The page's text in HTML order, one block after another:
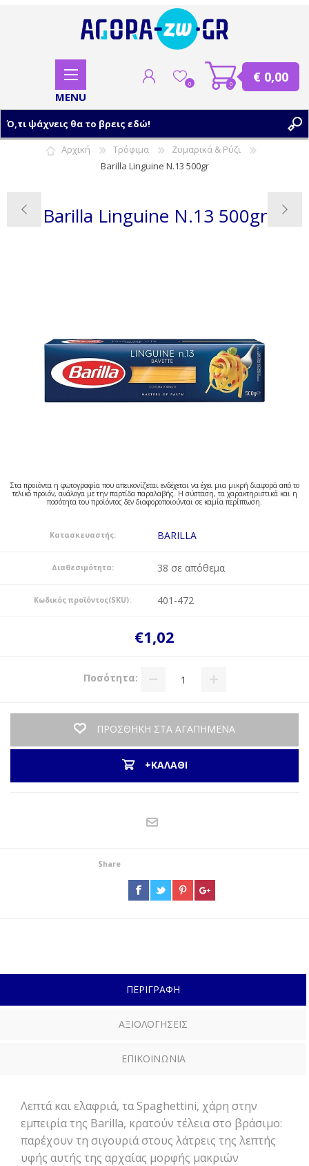
0 0 € 0,00
Αρχική Τρόφιμα
Ζυμαρικά & Ρύζι
Barilla Linguine N.13 500gr
Barilla Linguine N.13 500gr
Στα προιόντα η φωτογραφία που απεικονίζεται ενδέχεται να έχει μια μικρή διαφορά από το
τελικό προϊόν, ανάλογα με την παρτίδα παραλαβής. Η σύσταση, τα χαρακτηριστικά και η
ποσότητα του προϊόντος δεν διαφοροποιούνται σε καμία περίπτωση.
Κατασκευαστής: BARILLA
Διαθεσιμότητα: 38 σε απόθεμα
Κωδικός προϊόντος(SKU): 401-472
€1,02
Ποσότητα:
ΠΡΟΣΘΗΚΗ ΣΤΑ ΑΓΑΠΗΜΕΝΑ
+ΚΑΛΑΘΙ
Share
ΠΕΡΙΓΡΑΦΗ
ΑΞΙΟΛΟΓΗΣΕΙΣ
ΕΠΙΚΟΙΝΩΝΙΑ
Λεπτά και ελαφριά, τα Spaghettini, χάρη στην
εμπειρία της Barilla, κρατούν τέλεια στο βράσιμο:
παρέχουν τη σιγουριά στους λάτρεις της λεπτής
υφής αυτής της αρχαίας μορφής μακριών